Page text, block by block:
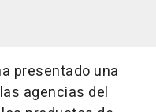
presentado una
agencias del